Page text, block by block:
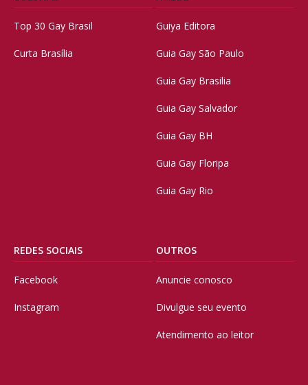
Top 30 Gay Brasil
Curta Brasília
Guiya Editora
Guia Gay São Paulo
Guia Gay Brasilia
Guia Gay Salvador
Guia Gay BH
Guia Gay Floripa
Guia Gay Rio
REDES SOCIAIS
Facebook
Instagram
OUTROS
Anuncie conosco
Divulgue seu evento
Atendimento ao leitor